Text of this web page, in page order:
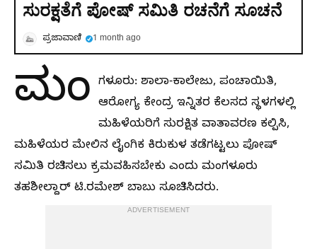
ಸುರಕ್ಷತೆಗೆ ಪೋಷ್ ಸಮಿತಿ ರಚನೆಗೆ ಸೂಚನೆ
ಪ್ರಜಾವಾಣಿ 1 month ago
ಮಂ ಗಳೂರು: ಶಾಲಾ-ಕಾಲೇಜು, ಪಂಚಾಯಿತಿ,
ಆರೋಗ್ಯ ಕೇಂದ್ರ ಇನ್ನಿತರ ಕೆಲಸದ ಸ್ಥಳಗಳಲ್ಲಿ
ಮಹಿಳೆಯರಿಗೆ ಸುರಕ್ಷಿತ ವಾತಾವರಣ ಕಲ್ಪಿಸಿ,
ಮಹಿಳೆಯರ ಮೇಲಿನ ಲೈಂಗಿಕ ಕಿರುಕುಳ ತಡೆಗಟ್ಟಲು ಪೋಷ್
ಸಮಿತಿ ರಚಿಸಲು ಕ್ರಮವಹಿಸಬೇಕು ಎಂದು ಮಂಗಳೂರು
ತಹಶೀಲ್ದಾರ್ ಟಿ.ರಮೇಶ್ ಬಾಬು ಸೂಚಿಸಿದರು.
ADVERTISEMENT